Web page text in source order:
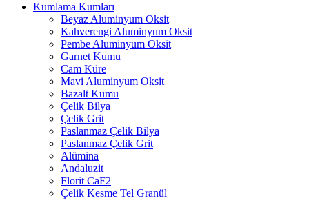
Kumlama Kumları
Beyaz Aluminyum Oksit
Kahverengi Aluminyum Oksit
Pembe Aluminyum Oksit
Garnet Kumu
Cam Küre
Mavi Aluminyum Oksit
Bazalt Kumu
Çelik Bilya
Çelik Grit
Paslanmaz Çelik Bilya
Paslanmaz Çelik Grit
Alümina
Andaluzit
Florit CaF2
Çelik Kesme Tel Granül